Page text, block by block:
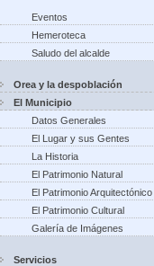
Eventos
Hemeroteca
Saludo del alcalde
Orea y la despoblación
El Municipio
Datos Generales
El Lugar y sus Gentes
La Historia
El Patrimonio Natural
El Patrimonio Arquitectónico
El Patrimonio Cultural
Galería de Imágenes
Servicios